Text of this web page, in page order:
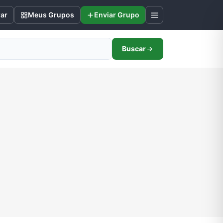
Meus Grupos Enviar Grupo
Buscar